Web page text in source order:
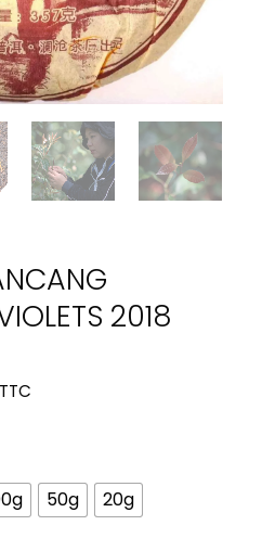
2018
TTC
50g 20g